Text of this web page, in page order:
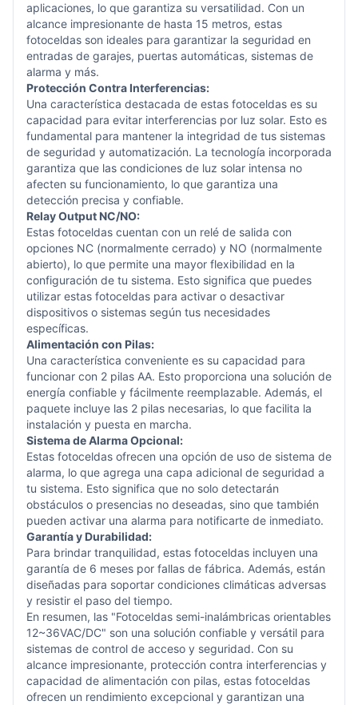
aplicaciones, lo que garantiza su versatilidad. Con un
alcance impresionante de hasta 15 metros, estas
fotoceldas son ideales para garantizar la seguridad en
entradas de garajes, puertas automáticas, sistemas de
alarma y más.
Protección Contra Interferencias:
Una característica destacada de estas fotoceldas es su
capacidad para evitar interferencias por luz solar. Esto es
fundamental para mantener la integridad de tus sistemas
de seguridad y automatización. La tecnología incorporada
garantiza que las condiciones de luz solar intensa no
afecten su funcionamiento, lo que garantiza una
detección precisa y confiable.
Relay Output NC/NO:
Estas fotoceldas cuentan con un relé de salida con
opciones NC (normalmente cerrado) y NO (normalmente
abierto), lo que permite una mayor flexibilidad en la
configuración de tu sistema. Esto significa que puedes
utilizar estas fotoceldas para activar o desactivar
dispositivos o sistemas según tus necesidades
específicas.
Alimentación con Pilas:
Una característica conveniente es su capacidad para
funcionar con 2 pilas AA. Esto proporciona una solución de
energía confiable y fácilmente reemplazable. Además, el
paquete incluye las 2 pilas necesarias, lo que facilita la
instalación y puesta en marcha.
Sistema de Alarma Opcional:
Estas fotoceldas ofrecen una opción de uso de sistema de
alarma, lo que agrega una capa adicional de seguridad a
tu sistema. Esto significa que no solo detectarán
obstáculos o presencias no deseadas, sino que también
pueden activar una alarma para notificarte de inmediato.
Garantía y Durabilidad:
Para brindar tranquilidad, estas fotoceldas incluyen una
garantía de 6 meses por fallas de fábrica. Además, están
diseñadas para soportar condiciones climáticas adversas
y resistir el paso del tiempo.
En resumen, las "Fotoceldas semi-inalámbricas orientables
12~36VAC/DC" son una solución confiable y versátil para
sistemas de control de acceso y seguridad. Con su
alcance impresionante, protección contra interferencias y
capacidad de alimentación con pilas, estas fotoceldas
ofrecen un rendimiento excepcional y garantizan una